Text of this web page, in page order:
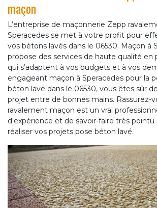
maçon
L’entreprise de maçonnerie Zepp
Speracedes se met à votre profit pour
vos bétons lavés dans le 06530. Maçon à
propose des services de haute qualité en
qui s’adaptent à vos budgets et à vos
engageant maçon à Speracedes pour la
béton lavé dans le 06530, vous êtes sûr
projet entre de bonnes mains. Rassurez-
ravalement maçon est un vrai
d'expérience et de savoir-faire très
réaliser vos projets pose béton lavé.